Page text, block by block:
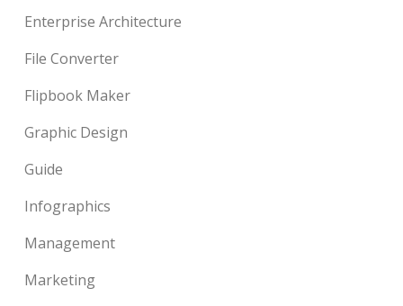
Enterprise Architecture
File Converter
Flipbook Maker
Graphic Design
Guide
Infographics
Management
Marketing